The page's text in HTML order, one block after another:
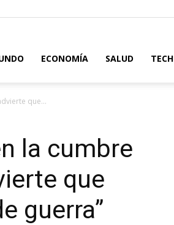
ECONOMÍA SALUD TECH
que...
la cumbre
que
guerra”